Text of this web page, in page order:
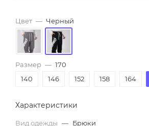
Цвет — Черный
Размер — 170
140
146 152 158 164
Характеристики
Вид одежды — Брюки